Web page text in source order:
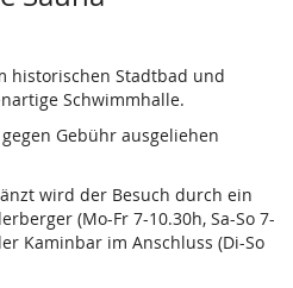
historischen Stadtbad und
Schwimmhalle.
Gebühr ausgeliehen
wird der Besuch durch ein
(Mo-Fr 7-10.30h, Sa-So 7-
Kaminbar im Anschluss (Di-So